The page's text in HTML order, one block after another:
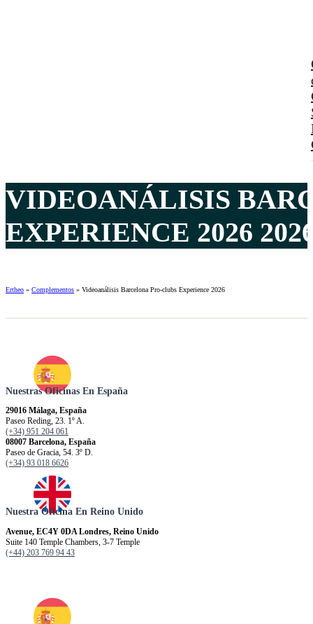
VIDEOANÁLISIS
EXPERIENCE 2026
Ertheo » Complementos » Videoanálisis Barcelona Pro-clubs Experience 2026
Nuestras Oficinas En España
29016 Málaga, España
Paseo Reding, 23. 1º A.
(+34) 951 204 061
08007 Barcelona, España
Paseo de Gracia, 54. 3º D.
(+34) 93 018 6626
Nuestra Oficina En Reino Unido
Avenue, EC4Y 0DA Londres, Reino Unido
Suite 140 Temple Chambers, 3-7 Temple
(+44) 203 769 94 43